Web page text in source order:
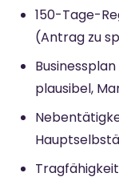
150-Tage-
(Antrag zu
plausibel,